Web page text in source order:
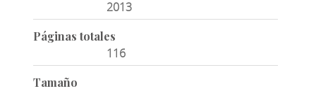
2013
Páginas totales
116
Tamaño